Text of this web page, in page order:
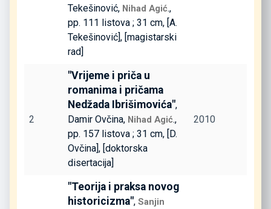
Tekešinović, Nihad Agić.,
pp. 111 listova ; 31 cm, [A.
Tekešinović], [magistarski
rad]
2
"Vrijeme i priča u
romanima i pričama
Nedžada Ibrišimovića",
Damir Ovčina, Nihad Agić.,
pp. 157 listova ; 31 cm, [D.
Ovčina], [doktorska
disertacija]
2010
"Teorija i praksa novog
historicizma", Sanjin